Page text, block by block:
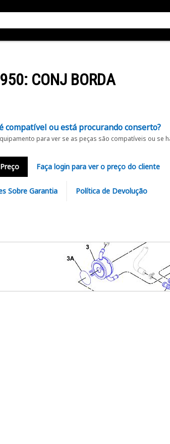
: CONJ BORDA
compatível ou está procurando conserto?
para ver se as peças são compatíveis ou se
Faça login para ver o preço do cliente
Sobre Garantia Política de Devolução